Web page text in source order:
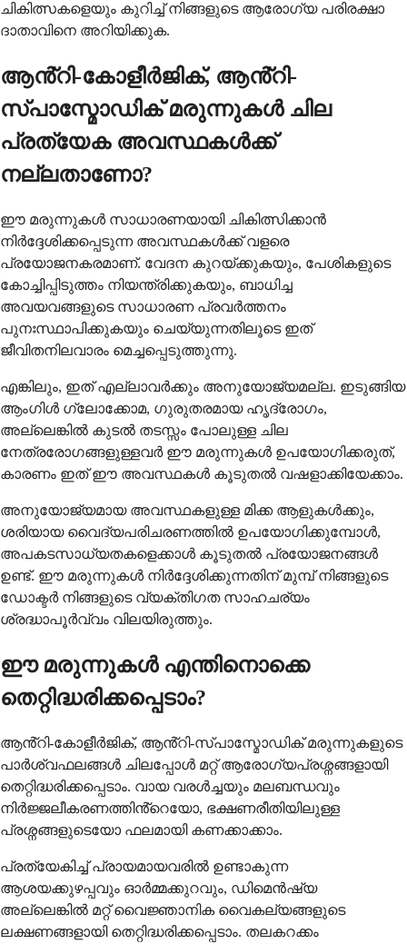
ചികിത്സകളെയും കുറിച്ച് നിങ്ങളുടെ ആരോഗ്യ പരിരക്ഷാ
ദാതാവിനെ അറിയിക്കുക.
ആൻ്റി-കോളീർജിക്, ആൻ്റി-
സ്പാസ്മോഡിക് മരുന്നുകൾ ചില
പ്രത്യേക അവസ്ഥകൾക്ക്
നല്ലതാണോ?
ഈ മരുന്നുകൾ സാധാരണയായി ചികിത്സിക്കാൻ
നിർദ്ദേശിക്കപ്പെടുന്ന അവസ്ഥകൾക്ക് വളരെ
പ്രയോജനകരമാണ്. വേദന കുറയ്ക്കുകയും, പേശികളുടെ
കോച്ചിപ്പിടുത്തം നിയന്ത്രിക്കുകയും, ബാധിച്ച
അവയവങ്ങളുടെ സാധാരണ പ്രവർത്തനം
പുനഃസ്ഥാപിക്കുകയും ചെയ്യുന്നതിലൂടെ ഇത്
ജീവിതനിലവാരം മെച്ചപ്പെടുത്തുന്നു.
എങ്കിലും, ഇത് എല്ലാവർക്കും അനുയോജ്യമല്ല. ഇടുങ്ങിയ
ആംഗിൾ ഗ്ലോക്കോമ, ഗുരുതരമായ ഹൃദ്രോഗം,
അല്ലെങ്കിൽ കുടൽ തടസ്സം പോലുള്ള ചില
നേത്രരോഗങ്ങളുള്ളവർ ഈ മരുന്നുകൾ ഉപയോഗിക്കരുത്,
കാരണം ഇത് ഈ അവസ്ഥകൾ കൂടുതൽ വഷളാക്കിയേക്കാം.
അനുയോജ്യമായ അവസ്ഥകളുള്ള മിക്ക ആളുകൾക്കും,
ശരിയായ വൈദ്യപരിചരണത്തിൽ ഉപയോഗിക്കുമ്പോൾ,
അപകടസാധ്യതകളെക്കാൾ കൂടുതൽ പ്രയോജനങ്ങൾ
ഉണ്ട്. ഈ മരുന്നുകൾ നിർദ്ദേശിക്കുന്നതിന് മുമ്പ് നിങ്ങളുടെ
ഡോക്ടർ നിങ്ങളുടെ വ്യക്തിഗത സാഹചര്യം
ശ്രദ്ധാപൂർവ്വം വിലയിരുത്തും.
ഈ മരുന്നുകൾ എന്തിനൊക്കെ
തെറ്റിദ്ധരിക്കപ്പെടാം?
ആൻ്റി-കോളീർജിക്, ആൻ്റി-സ്പാസ്മോഡിക് മരുന്നുകളുടെ
പാർശ്വഫലങ്ങൾ ചിലപ്പോൾ മറ്റ് ആരോഗ്യപ്രശ്നങ്ങളായി
തെറ്റിദ്ധരിക്കപ്പെടാം. വായ വരൾച്ചയും മലബന്ധവും
നിർജ്ജലീകരണത്തിൻ്റെയോ, ഭക്ഷണരീതിയിലുള്ള
പ്രശ്നങ്ങളുടെയോ ഫലമായി കണക്കാക്കാം.
പ്രത്യേകിച്ച് പ്രായമായവരിൽ ഉണ്ടാകുന്ന
ആശയക്കുഴപ്പവും ഓർമ്മക്കുറവും, ഡിമെൻഷ്യ
അല്ലെങ്കിൽ മറ്റ് വൈജ്ഞാനിക വൈകല്യങ്ങളുടെ
ലക്ഷണങ്ങളായി തെറ്റിദ്ധരിക്കപ്പെടാം. തലകറക്കം